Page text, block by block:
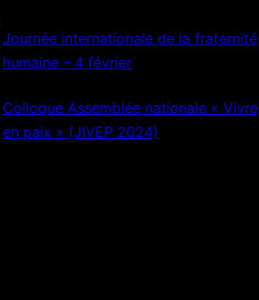
Journée internationale de la fraternité
humaine – 4 février
Colloque Assemblée nationale « Vivre
en paix » (JIVEP 2024)